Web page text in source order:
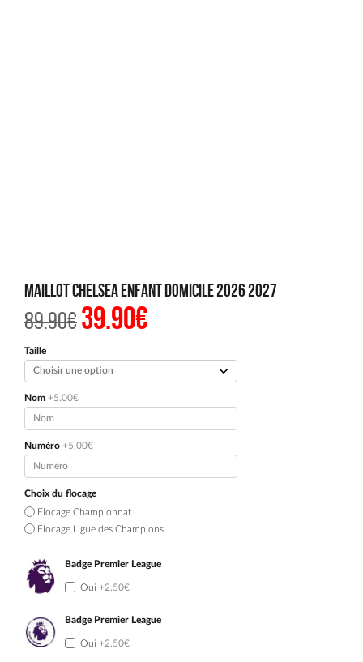
Maillot Chelsea Enfant Domicile 2026 2027
89.90€Le
prix
était :
89.90€.
39.90€Le
prix
est :
39.90€.
Taille
Nom +5.00€
Numéro +5.00€
Choix du flocage
Flocage Championnat
Flocage Ligue des Champions
Badge Premier League
Oui +2.50€
Badge Premier League
Oui +2.50€